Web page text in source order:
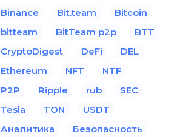
Binance Bit.team
Bitcoin
bitteam
BitTeam p2p
BTT
CryptoDigest
DeFi
DEL
Ethereum
NFT
NTF
P2P
Ripple rub
SEC
Tesla
TON
USDT
Аналитика
Безопасность